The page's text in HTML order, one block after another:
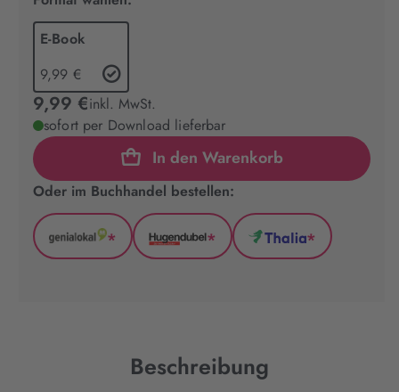
E-Book
9,99 €
9,99 €inkl. MwSt.
sofort per Download lieferbar
In den Warenkorb
Oder im Buchhandel bestellen:
GenialLokal
*
Hugendubel
*
Thalia
*
Beschreibung